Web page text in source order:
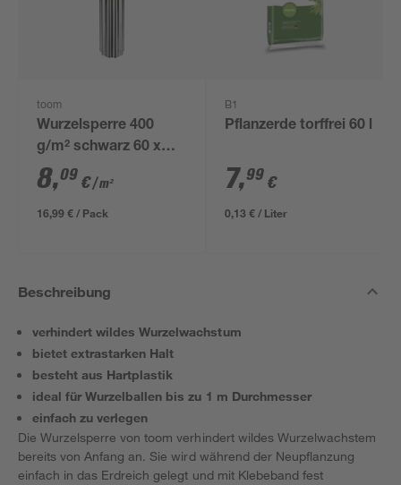
toom
Wurzelsperre 400
g/m² schwarz 60 x
350 cm
8,09 €/ m²
16,99 € / Pack
B1
Pflanzerde torffrei 60 l
7,99 €
0,13 € / Liter
Beschreibung
verhindert wildes Wurzelwachstum
bietet extrastarken Halt
besteht aus Hartplastik
ideal für Wurzelballen bis zu 1 m Durchmesser
einfach zu verlegen
Die Wurzelsperre von toom verhindert wildes Wurzelwachstem
bereits von Anfang an. Sie wird während der Neupflanzung
einfach in das Erdreich gelegt und mit Klebeband fest